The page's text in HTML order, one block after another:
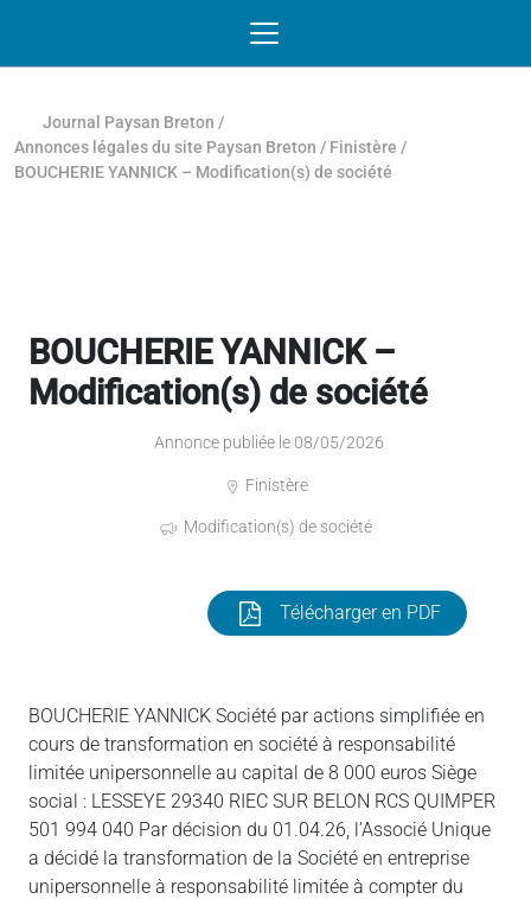
Journal Paysan Breton /
Annonces légales du site Paysan Breton / Finistère /
BOUCHERIE YANNICK – Modification(s) de société
BOUCHERIE YANNICK –
Modification(s) de société
Annonce publiée le 08/05/2026
Finistère
Modification(s) de société
Télécharger en PDF
BOUCHERIE YANNICK Société par actions simplifiée en
cours de transformation en société à responsabilité
limitée unipersonnelle au capital de 8 000 euros Siège
social : LESSEYE 29340 RIEC SUR BELON RCS QUIMPER
501 994 040 Par décision du 01.04.26, l’Associé Unique
a décidé la transformation de la Société en entreprise
unipersonnelle à responsabilité limitée à compter du